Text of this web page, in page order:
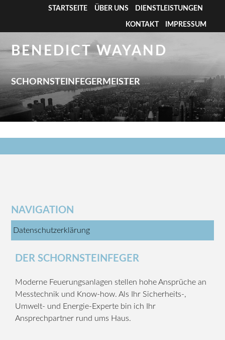
STARTSEITE ÜBER UNS DIENSTLEISTUNGEN
KONTAKT IMPRESSUM
BENEDICT WAYAND
SCHORNSTEINFEGERMEISTER
NAVIGATION
Datenschutzerklärung
DER SCHORNSTEINFEGER
Moderne Feuerungsanlagen stellen hohe Ansprüche an
Messtechnik und Know-how. Als Ihr Sicherheits-,
Umwelt- und Energie-Experte bin ich Ihr
Ansprechpartner rund ums Haus.